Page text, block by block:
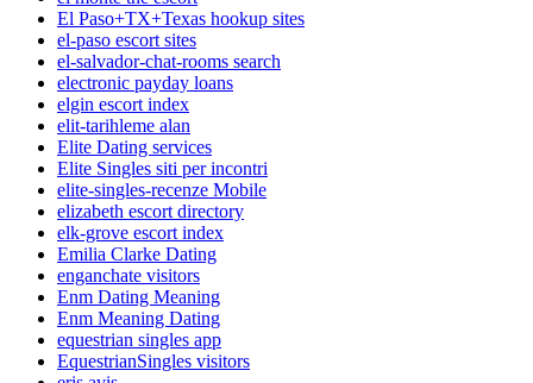
El Paso+TX+Texas hookup sites
el-paso escort sites
el-salvador-chat-rooms search
electronic payday loans
elgin escort index
elit-tarihleme alan
Elite Dating services
Elite Singles siti per incontri
elite-singles-recenze Mobile
elizabeth escort directory
elk-grove escort index
Emilia Clarke Dating
enganchate visitors
Enm Dating Meaning
Enm Meaning Dating
equestrian singles app
EquestrianSingles visitors